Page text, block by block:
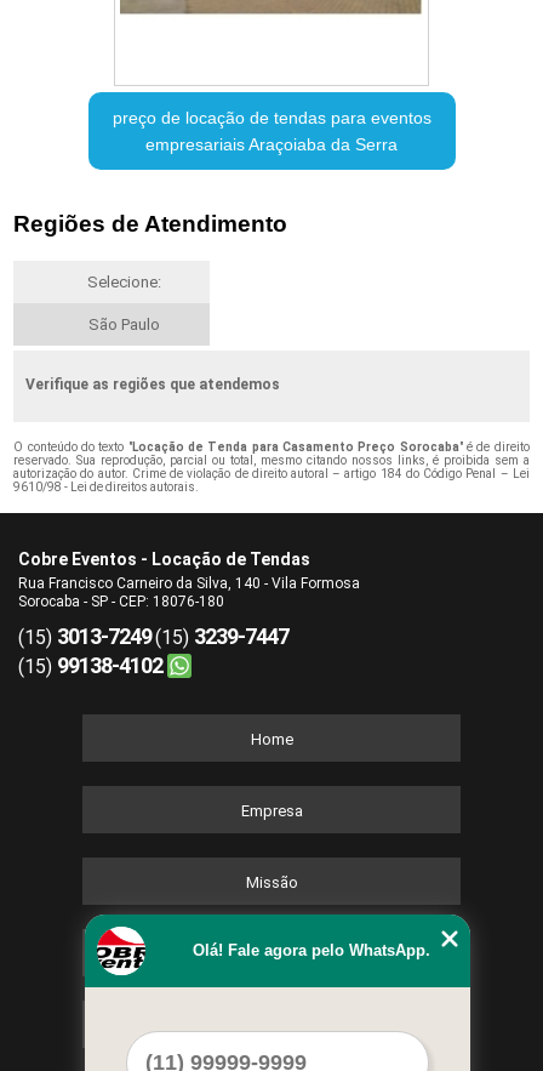
preço de locação de tendas para eventos
empresariais Araçoiaba da Serra
Regiões de Atendimento
Selecione:
São Paulo
Verifique as regiões que atendemos
O conteúdo do texto "Locação de Tenda para Casamento Preço Sorocaba" é de direito
reservado. Sua reprodução, parcial ou total, mesmo citando nossos links, é proibida sem a
autorização do autor. Crime de violação de direito autoral – artigo 184 do Código Penal – Lei
9610/98 - Lei de direitos autorais.
Cobre Eventos - Locação de Tendas
Rua Francisco Carneiro da Silva, 140 - Vila Formosa
Sorocaba - SP - CEP: 18076-180
(15) 3013-7249(15) 3239-7447
(15) 99138-4102
Home
Empresa
Missão
Serviços
Olá! Fale agora pelo WhatsApp.